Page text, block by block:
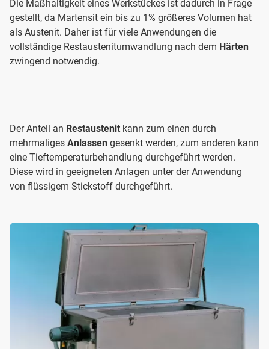
Die Maßhaltigkeit eines Werkstückes ist dadurch in Frage
gestellt, da Martensit ein bis zu 1% größeres Volumen hat
als Austenit. Daher ist für viele Anwendungen die
vollständige Restaustenitumwandlung nach dem Härten
zwingend notwendig.
Der Anteil an Restaustenit kann zum einen durch
mehrmaliges Anlassen gesenkt werden, zum anderen kann
eine Tieftemperaturbehandlung durchgeführt werden.
Diese wird in geeigneten Anlagen unter der Anwendung
von flüssigem Stickstoff durchgeführt.